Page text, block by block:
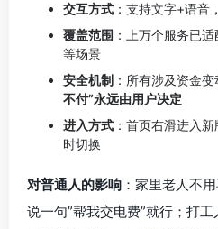
交互方式 ：支持文字+语音
覆盖范围 ：上万个服务已
等场景
安全机制 ：所有涉及资金变
不付”永远由用户决定
进入方式 ：首页右滑进入
时切换
对普通人的影响 ：家里老人不
说一句”帮我交电费”就行；打